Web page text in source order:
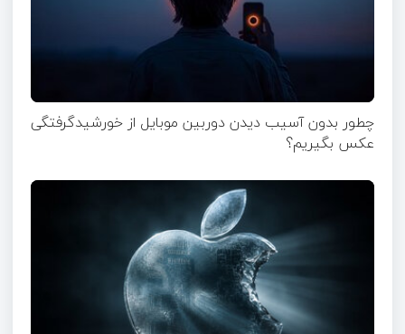
چطور بدون آسیب دیدن دوربین موبایل از خورشیدگرفتگی
عکس بگیریم؟